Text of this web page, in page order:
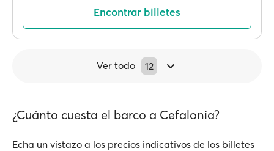
Encontrar billetes
Ver todo 12
¿Cuánto cuesta el barco a Cefalonia?
Echa un vistazo a los precios indicativos de los billetes